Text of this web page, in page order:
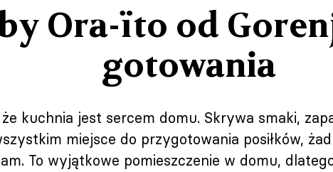
Ora-ïto od
gotowania
kuchnia jest sercem domu. Skrywa smaki,
miejsce do przygotowania posiłków,
To wyjątkowe pomieszczenie w domu,